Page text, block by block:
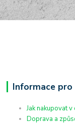
Informace pro
Jak nakupovat
Doprava a